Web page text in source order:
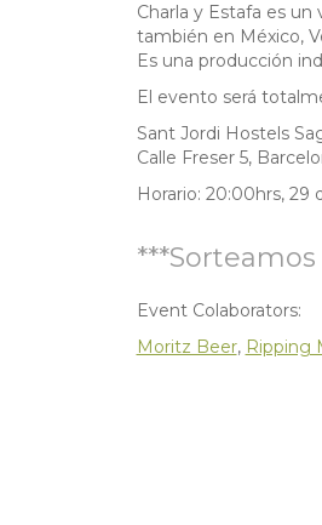
Charla y Estafa es
también en México,
Es una producción
El evento será
Sant Jordi Hostels
Calle Freser 5,
Horario: 20:00hrs, 29
Event Colaborators:
Moritz Beer, Ripping